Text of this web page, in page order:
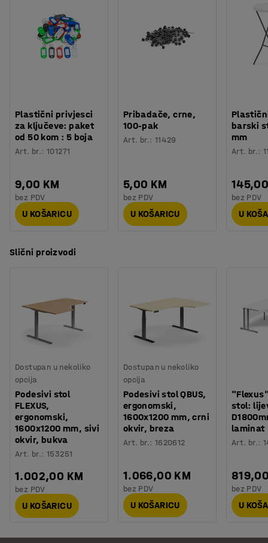
Plastični privjesci
za ključeve: paket
od 50 kom : 5 boja
Art. br.:101271
9,00 KM
bez PDV
U KOŠARICU
Pribadače, crne,
100-pak
Art. br.: 11429
5,00 KM
bez PDV
U KOŠARICU
barski
mm
Art. br.:
bez PDV
U
Slični proizvodi
Dostupan u nekoliko
opcija
Podesivi stol
FLEXUS,
ergonomski,
1600x1200 mm, sivi
okvir, bukva
Art. br.:153251
1.002,00 KM
bez PDV
U KOŠARICU
Dostupan u nekoliko
opcija
Podesivi stol QBUS,
ergonomski,
1600x1200 mm, crni
okvir, breza
Art. br.: 1620612
1.066,00 KM
bez PDV
U KOŠARICU
stol:
laminat
Art. br.:
bez PDV
U